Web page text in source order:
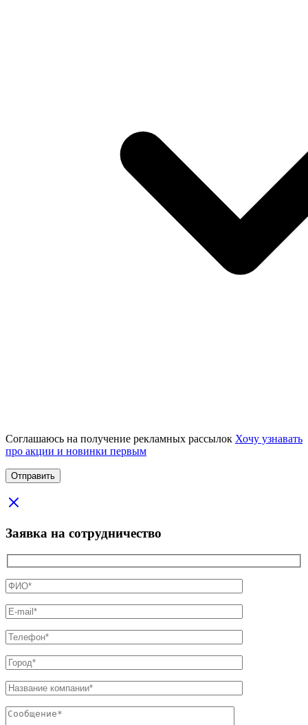
Соглашаюсь на получение рекламных рассылок Хочу узнавать
про акции и новинки первым
Заявка на сотрудничество